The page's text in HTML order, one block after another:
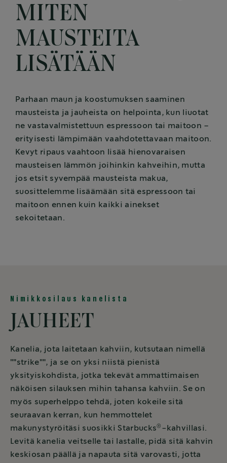
MITEN
MAUSTEITA
LISÄTÄÄN
Parhaan maun ja koostumuksen saaminen
mausteista ja jauheista on helpointa, kun liuotat
ne vastavalmistettuun espressoon tai maitoon –
erityisesti lämpimään vaahdotettavaan maitoon.
Kevyt ripaus vaahtoon lisää hienovaraisen
mausteisen lämmön joihinkin kahveihin, mutta
jos etsit syvempää mausteista makua,
suosittelemme lisäämään sitä espressoon tai
maitoon ennen kuin kaikki ainekset
sekoitetaan.
Nimikkosilaus kanelista
JAUHEET
Kanelia, jota laitetaan kahviin, kutsutaan nimellä
""strike"", ja se on yksi niistä pienistä
yksityiskohdista, jotka tekevät ammattimaisen
näköisen silauksen mihin tahansa kahviin. Se on
myös superhelppo tehdä, joten kokeile sitä
seuraavan kerran, kun hemmottelet
makunystyröitäsi suosikki Starbucks® -kahvillasi.
Levitä kanelia veitselle tai lastalle, pidä sitä kahvin
keskiosan päällä ja napauta sitä varovasti, jotta